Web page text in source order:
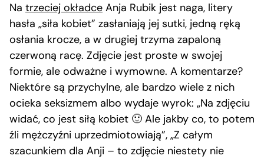
Na trzeciej okładce Anja Rubik jest naga, litery
hasła „siła kobiet” zasłaniają jej sutki, jedną ręką
osłania krocze, a w drugiej trzyma zapaloną
czerwoną racę. Zdjęcie jest proste w swojej
formie, ale odważne i wymowne. A komentarze?
Niektóre są przychylne, ale bardzo wiele z nich
ocieka seksizmem albo wydaje wyrok: „Na zdjęciu
widać, co jest siłą kobiet 🙂 Ale jakby co, to potem
źli mężczyźni uprzedmiotowiają”, „Z całym
szacunkiem dla Anji – to zdjęcie niestety nie